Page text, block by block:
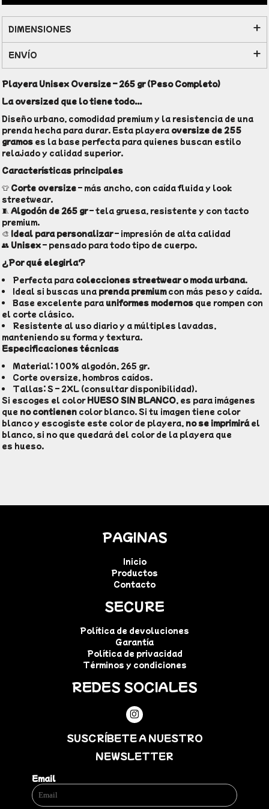
DIMENSIONES
ENVÍO
Playera Unisex Oversize – 265 gr (Peso Completo)
La oversized que lo tiene todo...
Diseño urbano, comodidad premium y la resistencia de una
prenda hecha para durar. Esta playera oversize de 255
gramos es la base perfecta para quienes buscan estilo
relajado y calidad superior.
Características principales
👕 Corte oversize– más ancho, con caída fluida y look
streetwear.
🧵 Algodón de 265 gr– tela gruesa, resistente y con tacto
premium.
🎨 Ideal para personalizar– impresión de alta calidad
👥 Unisex– pensado para todo tipo de cuerpo.
¿Por qué elegirla?
Perfecta para colecciones streetwear o moda urbana.
Ideal si buscas una prenda premiumcon más peso y caída.
Base excelente para uniformes modernos que rompen con
el corte clásico.
Resistente al uso diario y a múltiples lavadas,
manteniendo su forma y textura.
Especificaciones técnicas
Material: 100% algodón, 265 gr.
Corte oversize, hombros caídos.
Tallas: S – 2XL (consultar disponibilidad).
Si escoges el colorHUESO SIN BLANCO , es para imágenes
que no contienen color blanco. Si tu imagen tiene color
blanco y escogiste este color de playera, no se imprimiráel
blanco, si no que quedará del color de la playera que
es hueso.
PAGINAS
Inicio
Productos
Contacto
SECURE
Política de devoluciones
Garantía
Política de privacidad
Términos y condiciones
REDES SOCIALES
SUSCRÍBETE A NUESTRO
NEWSLETTER
Email